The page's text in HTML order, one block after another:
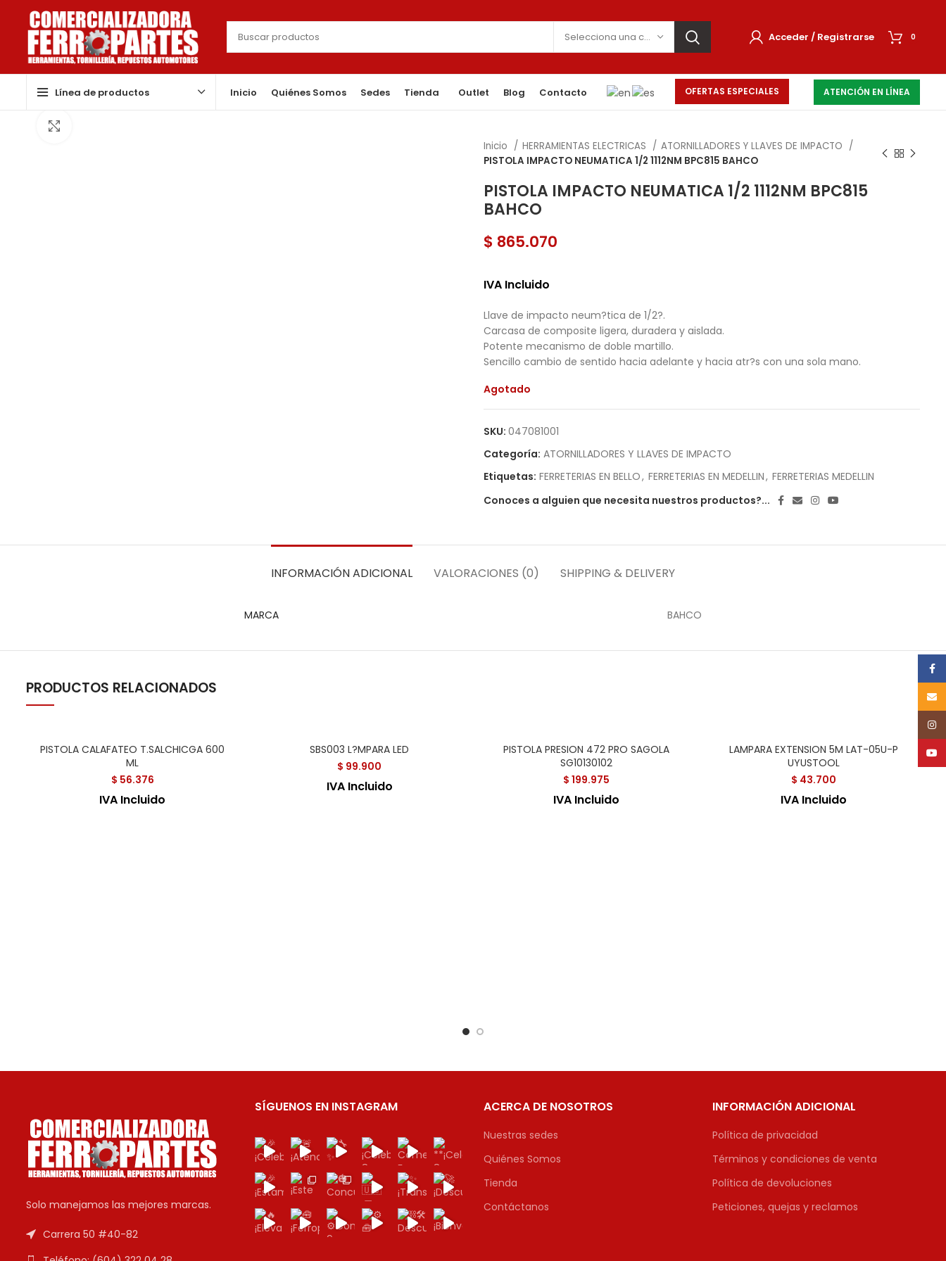
Selecciona una categoría Acceder / Registrarse 0
Línea de productos Inicio Quiénes Somos Sedes Tienda Outlet Blog Contacto OFERTAS ESPECIALES ATENCIÓN EN LÍNEA
Inicio
HERRAMIENTAS ELECTRICAS
ATORNILLADORES Y LLAVES DE IMPACTO
PISTOLA IMPACTO NEUMATICA 1/2 1112NM BPC815 BAHCO
PISTOLA IMPACTO NEUMATICA 1/2 1112NM BPC815
BAHCO
$ 865.070
IVA Incluido
Llave de impacto neum?tica de 1/2?.
Carcasa de composite ligera, duradera y aislada.
Potente mecanismo de doble martillo.
Sencillo cambio de sentido hacia adelante y hacia atr?s con una sola mano.
Agotado
SKU: 047081001
Categoría: ATORNILLADORES Y LLAVES DE IMPACTO
Etiquetas: FERRETERIAS EN BELLO, FERRETERIAS EN MEDELLIN, FERRETERIAS MEDELLIN
Conoces a alguien que necesita nuestros productos?...
INFORMACIÓN ADICIONAL VALORACIONES (0) SHIPPING & DELIVERY
MARCA BAHCO
PRODUCTOS RELACIONADOS
PISTOLA CALAFATEO T.SALCHICGA 600
ML
$ 56.376
IVA Incluido
SBS003 L?MPARA LED
$ 99.900
IVA Incluido
PISTOLA PRESION 472 PRO SAGOLA
SG10130102
$ 199.975
IVA Incluido
LAMPARA EXTENSION 5M LAT-05U-P
UYUSTOOL
$ 43.700
IVA Incluido
Solo manejamos las mejores marcas.
Carrera 50 #40-82
SÍGUENOS EN INSTAGRAM ACERCA DE NOSOTROS
Nuestras sedes
Quiénes Somos
Tienda
Contáctanos
INFORMACIÓN ADICIONAL
Política de privacidad
Términos y condiciones de venta
Política de devoluciones
Peticiones, quejas y reclamos
Email